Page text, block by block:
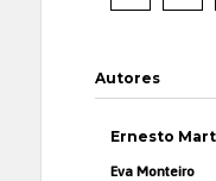
Autores
Ernesto
Eva Monteiro